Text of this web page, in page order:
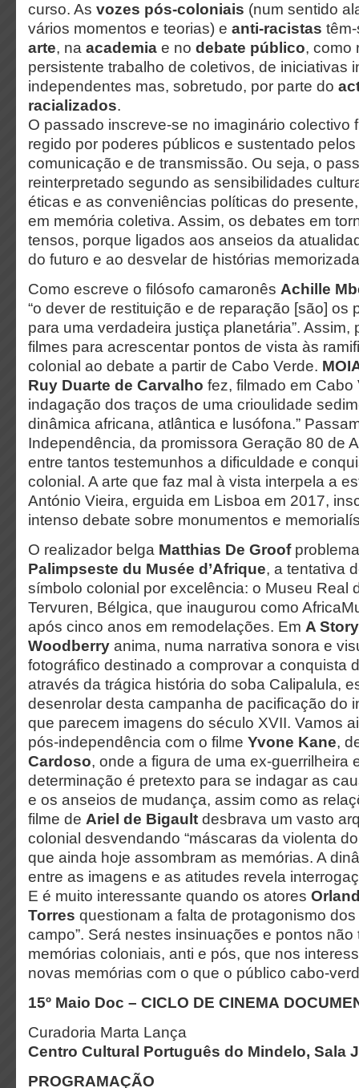
curso. As vozes pós-coloniais (num sentido
vários momentos e teorias) e anti-racistas
arte, na academia e no debate público, como
persistente trabalho de coletivos, de iniciativas
independentes mas, sobretudo, por parte do
racializados.
O passado inscreve-se no imaginário colectivo
regido por poderes públicos e sustentado
comunicação e de transmissão. Ou seja, o
reinterpretado segundo as sensibilidades
éticas e as conveniências políticas do
em memória coletiva. Assim, os debates em
tensos, porque ligados aos anseios da
do futuro e ao desvelar de histórias
Como escreve o filósofo camaronês Achille
“o dever de restituição e de reparação [são] os
para uma verdadeira justiça planetária”. Assim,
filmes para acrescentar pontos de vista às
colonial ao debate a partir de Cabo Verde.
Ruy Duarte de Carvalho fez, filmado em Cabo
indagação dos traços de uma crioulidade
dinâmica africana, atlântica e lusófona.”
Independência, da promissora Geração 80 de
entre tantos testemunhos a dificuldade e
colonial. A arte que faz mal à vista interpela a
António Vieira, erguida em Lisboa em 2017,
intenso debate sobre monumentos e
O realizador belga Matthias De Groof
Palimpseste du Musée d’Afrique, a tentativa
símbolo colonial por excelência: o Museu Real
Tervuren, Bélgica, que inaugurou como
após cinco anos em remodelações. Em A
Woodberry anima, numa narrativa sonora e
fotográfico destinado a comprovar a conquista
através da trágica história do soba Calipalula,
desenrolar desta campanha de pacificação do
que parecem imagens do século XVII. Vamos
pós-independência com o filme Yvone Kane,
Cardoso, onde a figura de uma ex-guerrilheira
determinação é pretexto para se indagar as
e os anseios de mudança, assim como as
filme de Ariel de Bigault desbrava um vasto
colonial desvendando “máscaras da violenta
que ainda hoje assombram as memórias. A
entre as imagens e as atitudes revela
E é muito interessante quando os atores
Torres questionam a falta de protagonismo dos
campo”. Será nestes insinuações e pontos
memórias coloniais, anti e pós, que nos
novas memórias com o que o público cabo-
15º Maio Doc – CICLO DE CINEMA
Curadoria Marta Lança
Centro Cultural Português do Mindelo, Sala
PROGRAMAÇÃO